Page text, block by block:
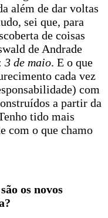
além de dar voltas
sei que, para
de coisas
de Andrade
3 de maio. E o que
cada vez
com
a partir da
tido mais
com o que chamo
os novos